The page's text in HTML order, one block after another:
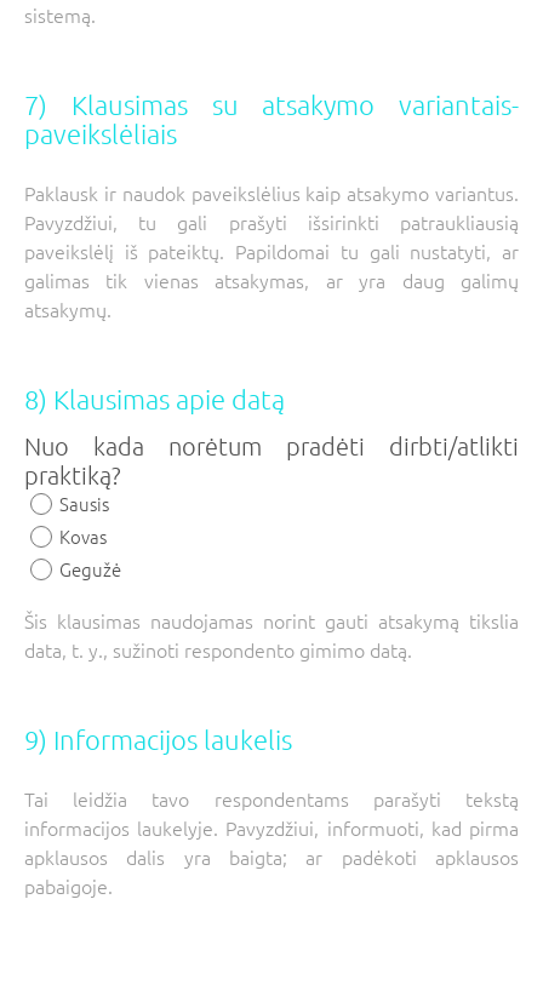
sistemą.
7) Klausimas su atsakymo variantais-
paveikslėliais
Paklausk ir naudok paveikslėlius kaip atsakymo variantus.
Pavyzdžiui, tu gali prašyti išsirinkti patraukliausią
paveikslėlį iš pateiktų. Papildomai tu gali nustatyti, ar
galimas tik vienas atsakymas, ar yra daug galimų
atsakymų.
8) Klausimas apie datą
Nuo kada norėtum pradėti dirbti/atlikti
praktiką?
Sausis
Kovas
Gegužė
Šis klausimas naudojamas norint gauti atsakymą tikslia
data, t. y., sužinoti respondento gimimo datą.
9) Informacijos laukelis
Tai leidžia tavo respondentams parašyti tekstą
informacijos laukelyje. Pavyzdžiui, informuoti, kad pirma
apklausos dalis yra baigta; ar padėkoti apklausos
pabaigoje.